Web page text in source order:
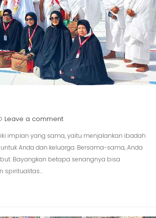
Leave a comment
impian yang sama, yaitu menjalankan ibadah
Anda dan keluarga. Bersama-sama, Anda
Bayangkan betapa senangnya bisa
spiritualitas…